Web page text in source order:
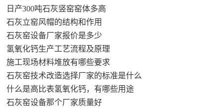
日产300吨石灰竖窑窑体多高
石灰立窑风帽的结构和作用
石灰窑设备厂家报价是多少
氢氧化钙生产工艺流程及原理
施工现场材料堆放有哪些要求
石灰窑技术改造选择厂家的标准是什么
什么是高比表氢氧化钙，有哪些用途
石灰窑设备那个厂家质量好